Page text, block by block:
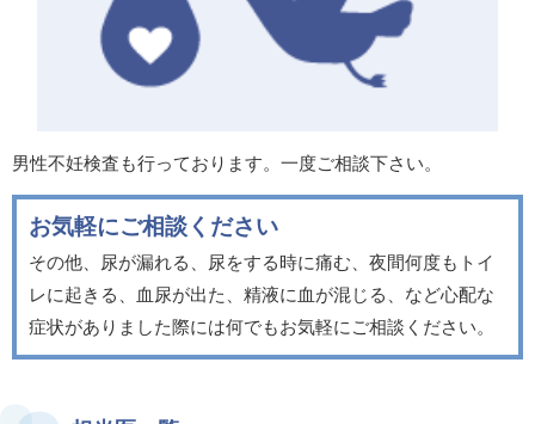
男性不妊検査も行っております。一度ご相談下さい。
お気軽にご相談ください
その他、尿が漏れる、尿をする時に痛む、夜間何度もトイ
レに起きる、血尿が出た、精液に血が混じる、など心配な
症状がありました際には何でもお気軽にご相談ください。